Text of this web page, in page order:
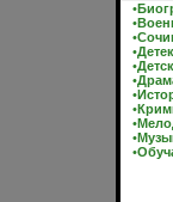
•
•
•
•
•
•
•
•
•
•
•